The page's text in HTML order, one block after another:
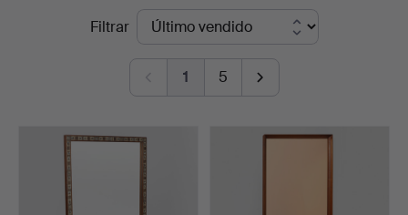
Filtrar
1 5